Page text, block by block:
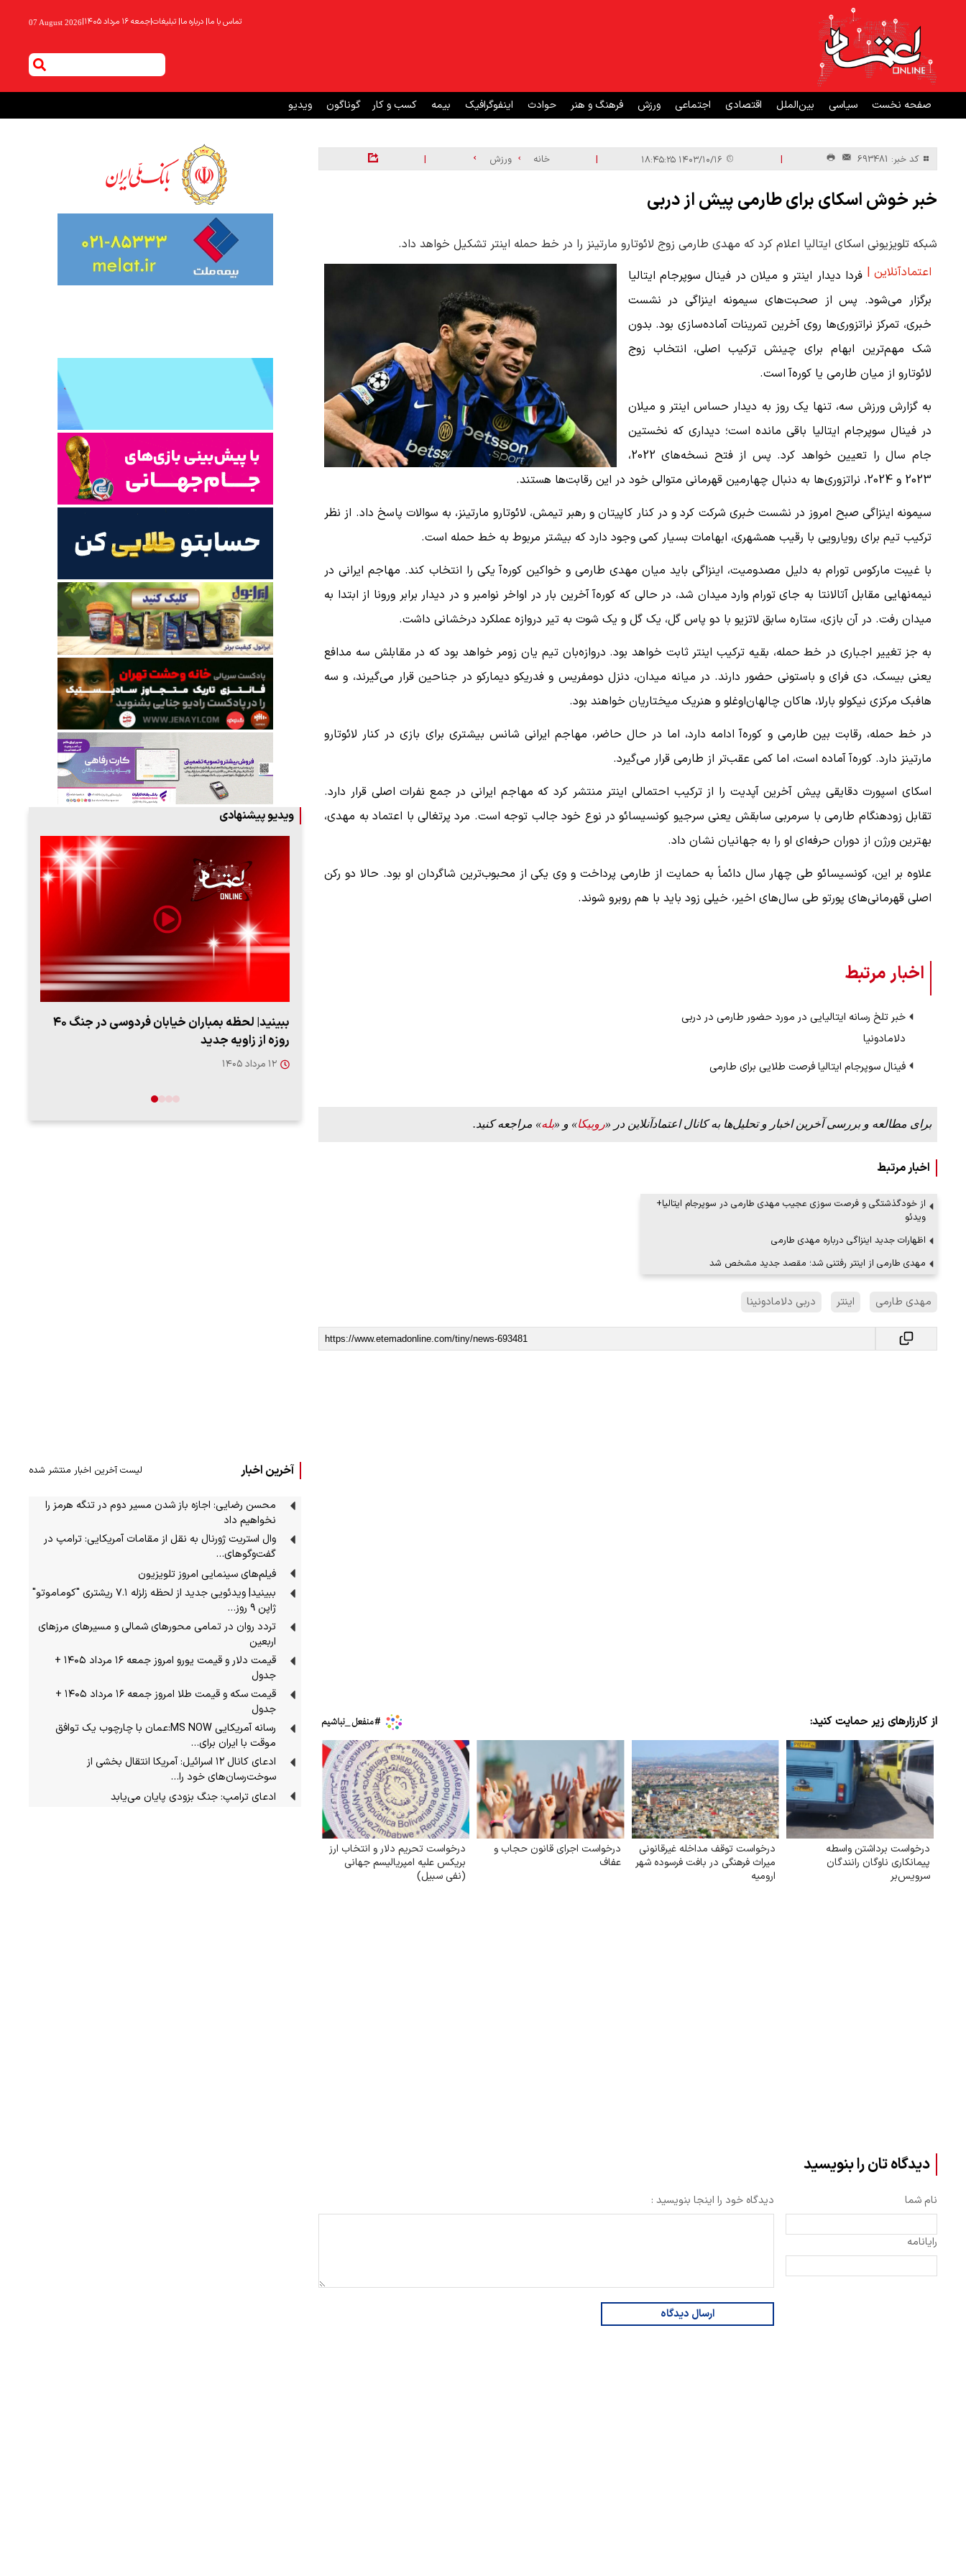
تماس با ما| درباره ما| تبلیغات|جمعه ۱۶ مرداد ۱۴۰۵ |
07 August 2026
صفحه نخست سیاسی بین‌الملل اقتصادی اجتماعی ورزش فرهنگ و هنر حوادث اینفوگرافیک بیمه کسب و کار گوناگون ویدیو
کد خبر: 693481 |
| خانه ورزش |
خبر خوش اسکای برای طارمی پیش از دربی
شبکه تلویزیونی اسکای ایتالیا اعلام کرد که مهدی طارمی زوج لائوتارو مارتینز را در خط حمله اینتر تشکیل خواهد داد.
اعتمادآنلاین | فردا دیدار اینتر و میلان در فینال سوپرجام ایتالیا
برگزار می‌شود. پس از صحبت‌های سیمونه اینزاگی در نشست
خبری، تمرکز نراتزوری‌ها روی آخرین تمرینات آماده‌سازی بود. بدون
شک مهم‌ترین ابهام برای چینش ترکیب اصلی، انتخاب زوج
لائوتارو از میان طارمی یا کوره‌آ است.
به گزارش ورزش سه، تنها یک روز به دیدار حساس اینتر و میلان
در فینال سوپرجام ایتالیا باقی مانده است؛ دیداری که نخستین
جام سال را تعیین خواهد کرد. پس از فتح نسخه‌های 2022،
2023 و 2024، نراتزوری‌ها به دنبال چهارمین قهرمانی متوالی خود در این رقابت‌ها هستند.
سیمونه اینزاگی صبح امروز در نشست خبری شرکت کرد و در کنار کاپیتان و رهبر تیمش، لائوتارو مارتینز، به سوالات پاسخ داد. از نظر
ترکیب تیم برای رویارویی با رقیب همشهری، ابهامات بسیار کمی وجود دارد که بیشتر مربوط به خط حمله است.
با غیبت مارکوس تورام به دلیل مصدومیت، اینزاگی باید میان مهدی طارمی و خواکین کوره‌آ یکی را انتخاب کند. مهاجم ایرانی در
نیمه‌نهایی مقابل آتالانتا به جای تورام وارد میدان شد، در حالی که کوره‌آ آخرین بار در اواخر نوامبر و در دیدار برابر ورونا از ابتدا به
میدان رفت. در آن بازی، ستاره سابق لاتزیو با دو پاس گل، یک گل و یک شوت به تیر دروازه عملکرد درخشانی داشت.
به جز تغییر اجباری در خط حمله، بقیه ترکیب اینتر ثابت خواهد بود. دروازه‌بان تیم یان زومر خواهد بود که در مقابلش سه مدافع
یعنی بیسک، دی فرای و باستونی حضور دارند. در میانه میدان، دنزل دومفریس و فدریکو دیمارکو در جناحین قرار می‌گیرند، و سه
هافبک مرکزی نیکولو بارلا، هاکان چالهان‌اوغلو و هنریک میختاریان خواهند بود.
در خط حمله، رقابت بین طارمی و کوره‌آ ادامه دارد، اما در حال حاضر، مهاجم ایرانی شانس بیشتری برای بازی در کنار لائوتارو
مارتینز دارد. کوره‌آ آماده است، اما کمی عقب‌تر از طارمی قرار می‌گیرد.
اسکای اسپورت دقایقی پیش آخرین آپدیت را از ترکیب احتمالی اینتر منتشر کرد که مهاجم ایرانی در جمع نفرات اصلی قرار دارد.
تقابل زودهنگام طارمی با سرمربی سابقش یعنی سرجیو کونسیسائو در نوع خود جالب توجه است. مرد پرتغالی با اعتماد به مهدی،
بهترین ورژن از دوران حرفه‌ای او را به جهانیان نشان داد.
علاوه بر این، کونسیسائو طی چهار سال دائماً به حمایت از طارمی پرداخت و وی یکی از محبوب‌ترین شاگردان او بود. حالا دو رکن
اصلی قهرمانی‌های پورتو طی سال‌های اخیر، خیلی زود باید با هم روبرو شوند.
اخبار مرتبط
خبر تلخ رسانه ایتالیایی در مورد حضور طارمی در دربی
دلامادونیا
فینال سوپرجام ایتالیا فرصت طلایی برای طارمی
برای مطالعه و بررسی آخرین اخبار و تحلیل‌ها به کانال اعتمادآنلاین در «روبیکا» و «بله» مراجعه کنید.
اخبار مرتبط
از خودگذشتگی و فرصت سوزی عجیب مهدی طارمی در سوپرجام ایتالیا+
ویدئو
اظهارات جدید اینزاگی درباره مهدی طارمی
مهدی طارمی از اینتر رفتنی شد؛ مقصد جدید مشخص شد
مهدی طارمی اینتر دربی دلامادونینا
از کارزارهای زیر حمایت کنید:
درخواست برداشتن واسطه
پیمانکاری ناوگان رانندگان
سرویس‌بر
درخواست توقف مداخله غیرقانونی
میراث فرهنگی در بافت فرسوده شهر
ارومیه
درخواست اجرای قانون حجاب و
عفاف
درخواست تحریم دلار و انتخاب ارز
بریکس علیه امپریالیسم جهانی
(نفی سبیل)
دیدگاه تان را بنویسید
نام شما
رایانامه
دیدگاه خود را اینجا بنویسید :
ارسال دیدگاه
ویدیو پیشنهادی
ببینید| ویدئویی جدید از لحظه زلزله ۷.۱ ریشتری
ببینید| روایت رئیس جمهور از لحظه حمله به بیت
۱۴ مرداد ۱۴۰۵
ببینید| لحظه بمباران خیابان فردوسی در جنگ ۴۰
روزه از زاویه جدید
۱۲ مرداد ۱۴۰۵
آخرین اخبار لیست آخرین اخبار منتشر شده
محسن رضایی: اجازه باز شدن مسیر دوم در تنگه هرمز را
نخواهیم داد
وال استریت ژورنال به نقل از مقامات آمریکایی: ترامپ در
گفت‌وگوهای…
فیلم‌های سینمایی امروز تلویزیون
ببینید| ویدئویی جدید از لحظه زلزله ۷.۱ ریشتری "کوماموتو"
ژاپن ۹ روز…
تردد روان در تمامی محورهای شمالی و مسیرهای مرزهای
اربعین
قیمت دلار و قیمت یورو امروز جمعه ۱۶ مرداد ۱۴۰۵ +
جدول
قیمت سکه و قیمت طلا امروز جمعه ۱۶ مرداد ۱۴۰۵ +
جدول
رسانه آمریکایی MS NOW:عمان با چارچوب یک توافق
موقت با ایران برای…
ادعای کانال ۱۲ اسرائیل: آمریکا انتقال بخشی از
سوخت‌رسان‌های خود را…
ادعای ترامپ: جنگ بزودی پایان می‌یابد